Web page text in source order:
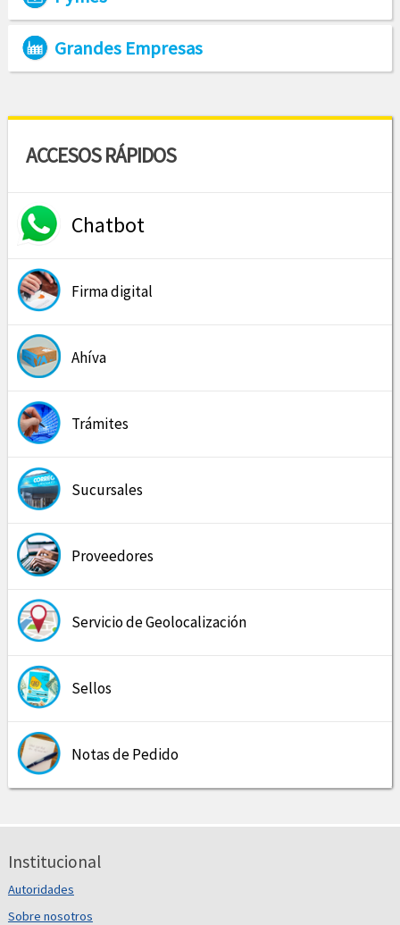
Grandes Empresas
ACCESOS RÁPIDOS
Chatbot
Firma digital
Ahíva
Trámites
Sucursales
Proveedores
Servicio de Geolocalización
Sellos
Notas de Pedido
Institucional
Autoridades
Sobre nosotros